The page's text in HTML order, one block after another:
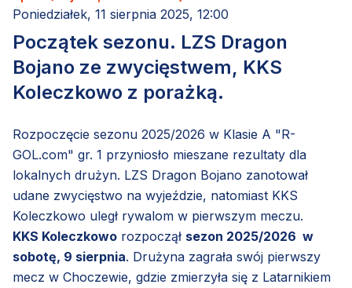
Poniedziałek, 11 sierpnia 2025, 12:00
Początek sezonu. LZS Dragon
Bojano ze zwycięstwem, KKS
Koleczkowo z porażką.
Rozpoczęcie sezonu 2025/2026 w Klasie A "R-
GOL.com" gr. 1 przyniosło mieszane rezultaty dla
lokalnych drużyn. LZS Dragon Bojano zanotował
udane zwycięstwo na wyjeździe, natomiast KKS
Koleczkowo uległ rywalom w pierwszym meczu.
KKS Koleczkowo rozpoczął sezon 2025/2026 w
sobotę, 9 sierpnia. Drużyna zagrała swój pierwszy
mecz w Choczewie, gdzie zmierzyła się z Latarnikiem